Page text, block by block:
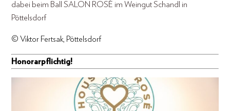
dabei beim Ball SALON ROSÈ im Weingut Schandl in
Pöttelsdorf
© Viktor Fertsak, Pöttelsdorf
Honorarpflichtig!